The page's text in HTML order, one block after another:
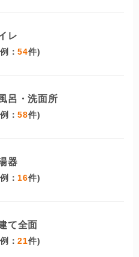
レ
：54件)
呂・洗面所
：58件)
器
： 16件)
て全面
：21件)